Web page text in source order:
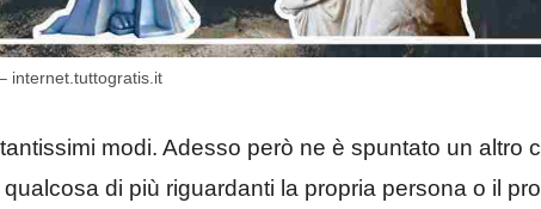
internet.tuttogratis.it
modi. Adesso però ne è spuntato un altro
di più riguardanti la propria persona o il